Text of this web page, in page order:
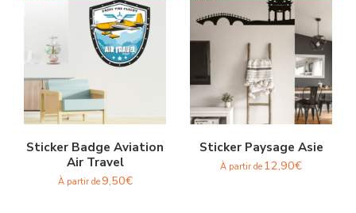
Sticker Badge Aviation
Air Travel
À partir de9,50€
Sticker Paysage Asie
À partir de 12,90€